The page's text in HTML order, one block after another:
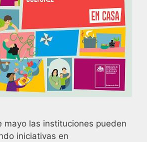
mayo las instituciones pueden
iniciativas en